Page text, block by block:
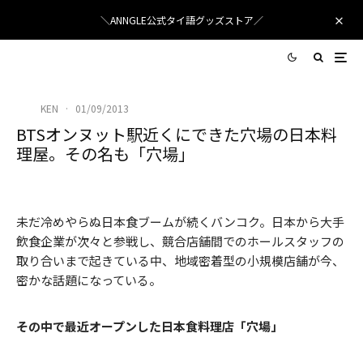
＼ANNGLE公式タイ語グッズストア／
KEN · 01/09/2013
BTSオンヌット駅近くにできた穴場の日本料
理屋。その名も「穴場」
未だ冷めやらぬ日本食ブームが続くバンコク。日本から大手
飲食企業が次々と参戦し、競合店舗間でのホールスタッフの
取り合いまで起きている中、地域密着型の小規模店舗が今、
密かな話題になっている。
その中で最近オープンした日本食料理店「穴場」